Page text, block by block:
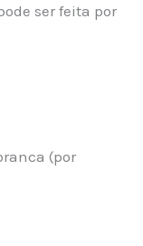
ser feita por
(por